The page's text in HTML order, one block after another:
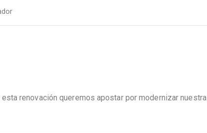
renovación queremos apostar por modernizar nuestra